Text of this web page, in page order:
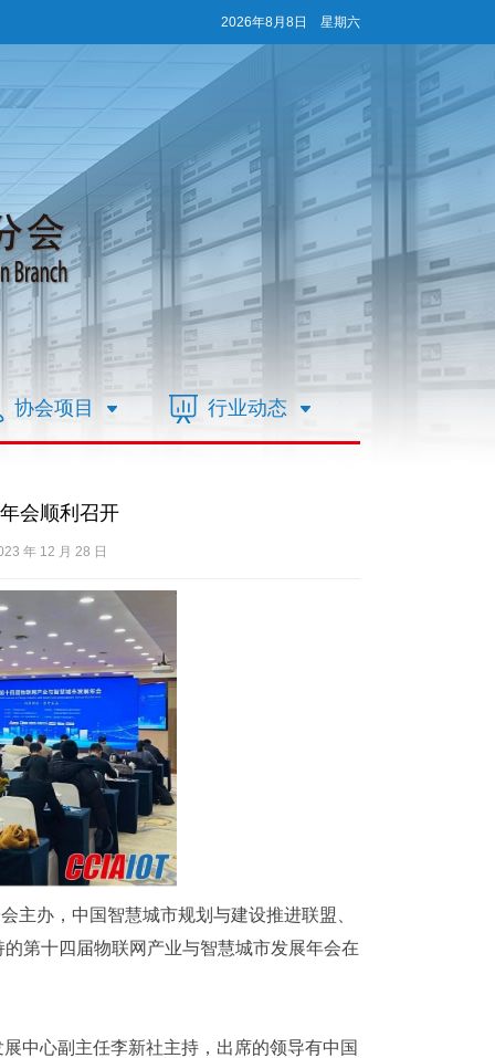
2026年8月8日 星期六
协会项目 行业动态
会顺利召开
年 12 月 28 日
主办，中国智慧城市规划与建设推进联盟、
第十四届物联网产业与智慧城市发展年会在
中心副主任李新社主持，出席的领导有中国